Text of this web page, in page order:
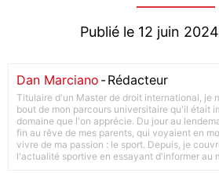
Publié le 12 juin
Dan Marciano -Rédacteur
Titulaire d'un Master de droit international, je
bout de mon parcours universitaire qu'il était
domaine que l'on apprécie. Du jour au
fin au rêve de mes parents, qui voyaient en
vivre de ma passion : le sport. Depuis, je
l'actualité sportive en essayant d'informer au